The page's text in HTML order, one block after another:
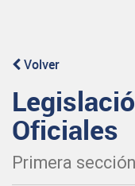
Volver
Oficiales
Primera sección